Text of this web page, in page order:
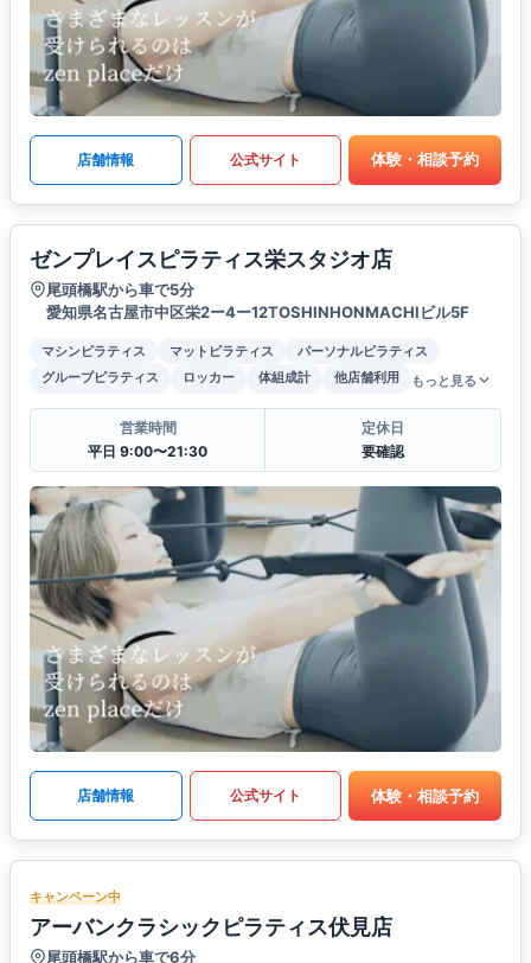
店舗情報 公式サイト 体験・相談予約
ゼンプレイスピラティス栄スタジオ店
尾頭橋駅から車で5分
愛知県名古屋市中区栄2ー4ー12TOSHINHONMACHIビル5F
マシンピラティス マットピラティス
パーソナルピラティス
グループピラティス
ロッカー 体組成計 他店舗利用 もっと見る
営業時間
平日 9:00〜21:30
定休日
要確認
店舗情報 公式サイト 体験・相談予約
キャンペーン中
アーバンクラシックピラティス伏見店
尾頭橋駅から車で6分